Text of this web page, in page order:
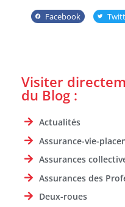
Facebook
Visiter
du Blog :
Actualités
Assurance-vie-
Assurances
Assurances des
Deux-roues